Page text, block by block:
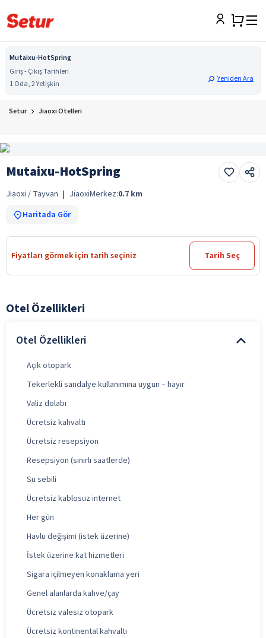
Mutaixu-HotSpring
Giriş - Çıkış Tarihleri
1 Oda, 2 Yetişkin
Yeniden Ara
Setur Jiaoxi Otelleri
Mutaixu-HotSpring
Jiaoxi / Tayvan | JiaoxiMerkez:0.7 km
Haritada Gör
Fiyatları görmek için tarih seçiniz Tarih Seç
Otel Özellikleri
Otel Özellikleri
Açık otopark
Tekerlekli sandalye kullanımına uygun – hayır
Valiz dolabı
Ücretsiz kahvaltı
Ücretsiz resepsiyon
Resepsiyon (sınırlı saatlerde)
Su sebili
Ücretsiz kablosuz internet
Her gün
Havlu değişimi (istek üzerine)
İstek üzerine kat hizmetleri
Sigara içilmeyen konaklama yeri
Genel alanlarda kahve/çay
Ücretsiz valesiz otopark
Ücretsiz kontinental kahvaltı